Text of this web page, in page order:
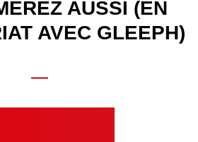
AUSSI (EN
AVEC GLEEPH)